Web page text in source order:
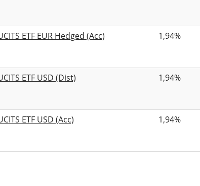
ETF EUR Hedged (Acc) 1,94%
ETF USD (Dist) 1,94%
ETF USD (Acc) 1,94%